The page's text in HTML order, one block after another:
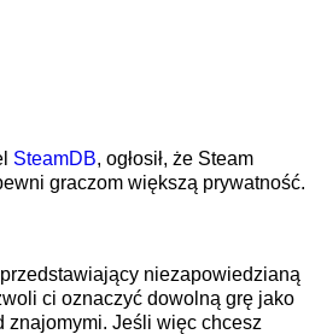
SteamDB, ogłosił, że Steam
graczom większą prywatność.
niezapowiedzianą
ci oznaczyć dowolną grę jako
znajomymi. Jeśli więc chcesz